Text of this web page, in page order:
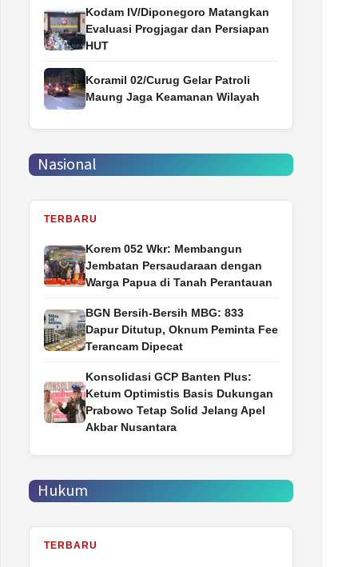
Kodam IV/Diponegoro Matangkan
Evaluasi Progjagar dan Persiapan
HUT
Koramil 02/Curug Gelar Patroli
Maung Jaga Keamanan Wilayah
Nasional
TERBARU
Korem 052 Wkr: Membangun
Jembatan Persaudaraan dengan
Warga Papua di Tanah Perantauan
BGN Bersih-Bersih MBG: 833
Dapur Ditutup, Oknum Peminta Fee
Terancam Dipecat
Konsolidasi GCP Banten Plus:
Ketum Optimistis Basis Dukungan
Prabowo Tetap Solid Jelang Apel
Akbar Nusantara
Hukum
TERBARU